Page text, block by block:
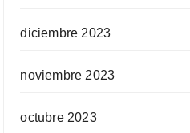
diciembre 2023
noviembre 2023
octubre 2023